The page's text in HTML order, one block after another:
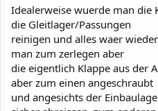
Idealerweise wuerde man die
die Gleitlager/Passungen
reinigen und alles waer
man zum zerlegen aber
die eigentlich Klappe aus der
aber zum einen angeschraubt
und angesichts der